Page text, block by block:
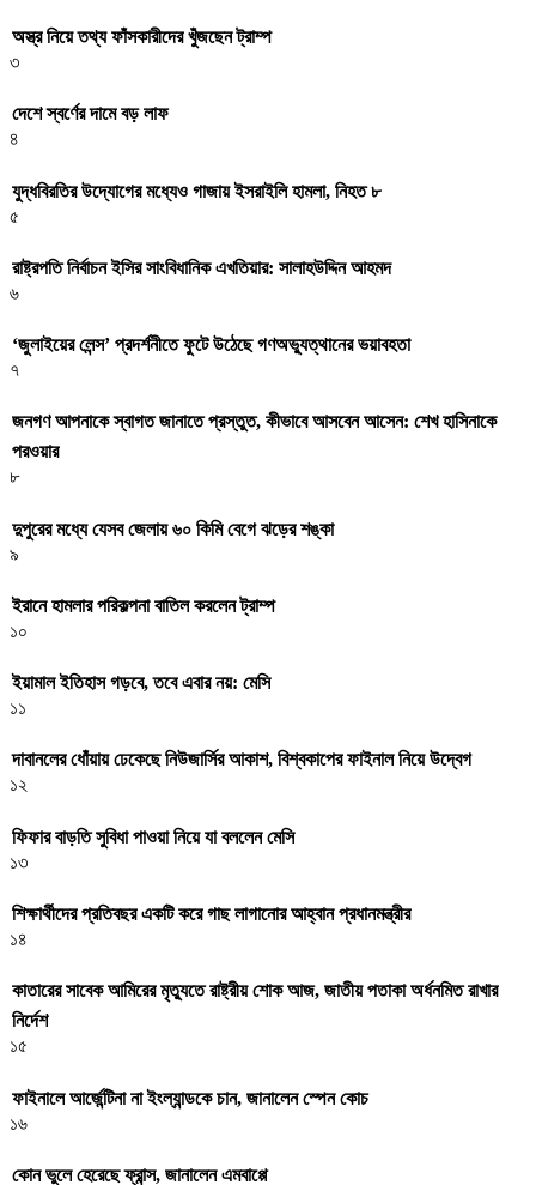
অস্ত্র নিয়ে তথ্য ফাঁসকারীদের খুঁজছেন ট্রাম্প
৩
দেশে স্বর্ণের দামে বড় লাফ
৪
যুদ্ধবিরতির উদ্যোগের মধ্যেও গাজায় ইসরাইলি হামলা, নিহত ৮
৫
রাষ্ট্রপতি নির্বাচন ইসির সাংবিধানিক এখতিয়ার: সালাহউদ্দিন আহমদ
৬
‘জুলাইয়ের লেন্স’ প্রদর্শনীতে ফুটে উঠেছে গণঅভ্যুত্থানের ভয়াবহতা
৭
জনগণ আপনাকে স্বাগত জানাতে প্রস্তুত, কীভাবে আসবেন আসেন: শেখ হাসিনাকে
পরওয়ার
৮
দুপুরের মধ্যে যেসব জেলায় ৬০ কিমি বেগে ঝড়ের শঙ্কা
৯
ইরানে হামলার পরিকল্পনা বাতিল করলেন ট্রাম্প
১০
ইয়ামাল ইতিহাস গড়বে, তবে এবার নয়: মেসি
১১
দাবানলের ধোঁয়ায় ঢেকেছে নিউজার্সির আকাশ, বিশ্বকাপের ফাইনাল নিয়ে উদ্বেগ
১২
ফিফার বাড়তি সুবিধা পাওয়া নিয়ে যা বললেন মেসি
১৩
শিক্ষার্থীদের প্রতিবছর একটি করে গাছ লাগানোর আহ্বান প্রধানমন্ত্রীর
১৪
কাতারের সাবেক আমিরের মৃত্যুতে রাষ্ট্রীয় শোক আজ, জাতীয় পতাকা অর্ধনমিত রাখার
নির্দেশ
১৫
ফাইনালে আর্জেন্টিনা না ইংল্যান্ডকে চান, জানালেন স্পেন কোচ
১৬
কোন ভুলে হেরেছে ফ্রান্স, জানালেন এমবাপ্পে